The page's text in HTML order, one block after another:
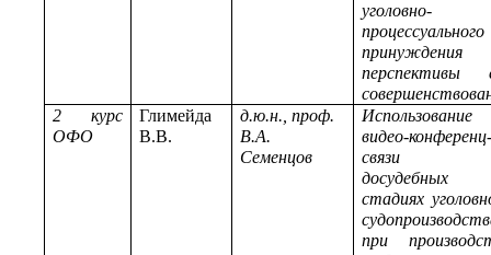
уголовно-
процессуального
перспективы
2 курс
ОФО
Глимейда
В.В.
д.ю.н., проф.
В.А.
Семенцов
Использование
видео-
связи
досудебных
стадиях
при